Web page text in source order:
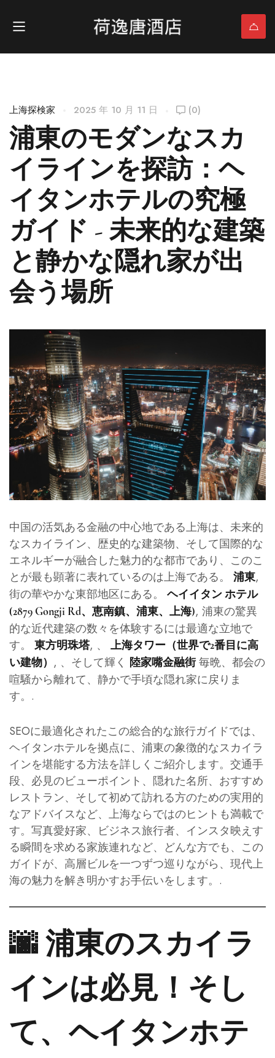
上海探検家 2025 年 10 月 11 日 (0)
浦東のモダンなスカ
イラインを探訪：ヘ
イタンホテルの究極
ガイド - 未来的な建築
と静かな隠れ家が出
会う場所
中国の活気ある金融の中心地である上海は、未来的
なスカイライン、歴史的な建築物、そして国際的な
エネルギーが融合した魅力的な都市であり、このこ
とが最も顕著に表れているのは上海である。 浦東,
街の華やかな東部地区にある。 ヘイイタン ホテル
(2879 Gongji Rd、恵南鎮、浦東、上海), 浦東の驚異
的な近代建築の数々を体験するには最適な立地で
す。 東方明珠塔, 、 上海タワー（世界で2番目に高
い建物） , 、そして輝く 陸家嘴金融街毎晩、都会の
喧騒から離れて、静かで手頃な隠れ家に戻りま
す。.
SEOに最適化されたこの総合的な旅行ガイドでは、
ヘイタンホテルを拠点に、浦東の象徴的なスカイラ
インを堪能する方法を詳しくご紹介します。交通手
段、必見のビューポイント、隠れた名所、おすすめ
レストラン、そして初めて訪れる方のための実用的
なアドバイスなど、上海ならではのヒントも満載で
す。写真愛好家、ビジネス旅行者、インスタ映えす
る瞬間を求める家族連れなど、どんな方でも、この
ガイドが、高層ビルを一つずつ巡りながら、現代上
海の魅力を解き明かすお手伝いをします。.
🌆 浦東のスカイラ
インは必見！そし
て、ヘイタンホテ